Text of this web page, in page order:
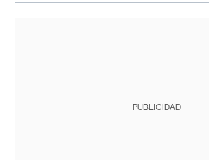
PUBLICIDAD